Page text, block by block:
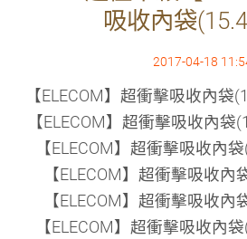
吸收內袋
2017-04-18
【ELECOM】超衝擊吸收內袋
【ELECOM】超衝擊吸收內袋
【ELECOM】超衝擊吸收內
【ELECOM】超衝擊吸收內
【ELECOM】超衝擊吸收內
【ELECOM】超衝擊吸收內